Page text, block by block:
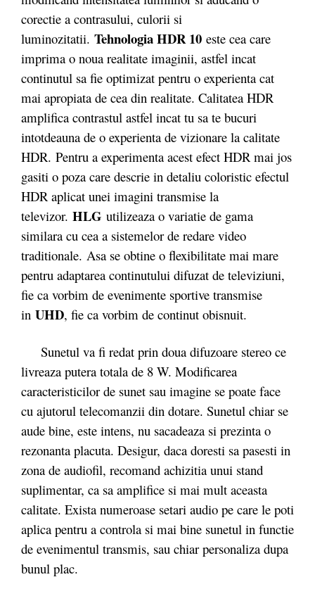
corectie a contrasului, culorii si
luminozitatii. Tehnologia HDR 10 este cea care
imprima o noua realitate imaginii, astfel incat
continutul sa fie optimizat pentru o experienta cat
mai apropiata de cea din realitate. Calitatea HDR
amplifica contrastul astfel incat tu sa te bucuri
intotdeauna de o experienta de vizionare la calitate
HDR. Pentru a experimenta acest efect HDR mai jos
gasiti o poza care descrie in detaliu coloristic efectul
HDR aplicat unei imagini transmise la
televizor. HLG utilizeaza o variatie de gama
similara cu cea a sistemelor de redare video
traditionale. Asa se obtine o flexibilitate mai mare
pentru adaptarea continutului difuzat de televiziuni,
fie ca vorbim de evenimente sportive transmise
in UHD, fie ca vorbim de continut obisnuit.
Sunetul va fi redat prin doua difuzoare stereo ce
livreaza putera totala de 8 W. Modificarea
caracteristicilor de sunet sau imagine se poate face
cu ajutorul telecomanzii din dotare. Sunetul chiar se
aude bine, este intens, nu sacadeaza si prezinta o
rezonanta placuta. Desigur, daca doresti sa pasesti in
zona de audiofil, recomand achizitia unui stand
suplimentar, ca sa amplifice si mai mult aceasta
calitate. Exista numeroase setari audio pe care le poti
aplica pentru a controla si mai bine sunetul in functie
de evenimentul transmis, sau chiar personaliza dupa
bunul plac.